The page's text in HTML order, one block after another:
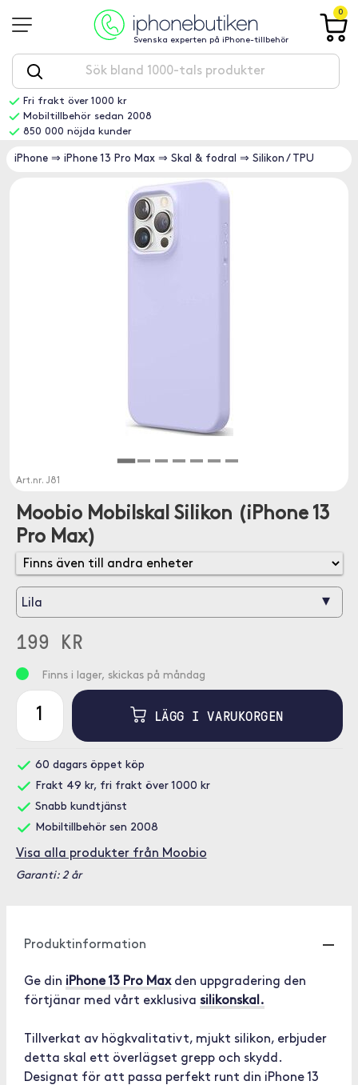
Svenska experten på iPhone-tillbehör
0
Fri frakt över 1000 kr
Mobiltillbehör sedan 2008
850 000 nöjda kunder
iPhone ⇒ iPhone 13 Pro Max ⇒ Skal & fodral ⇒ Silikon / TPU
Art.nr. J81
Moobio Mobilskal Silikon (iPhone 13
Pro Max)
Lila ▾
199 KR
Finns i lager, skickas på måndag
LÄGG I VARUKORGEN
60 dagars öppet köp
Frakt 49 kr, fri frakt över 1000 kr
Snabb kundtjänst
Mobiltillbehör sen 2008
Visa alla produkter från Moobio
Garanti: 2 år
Produktinformation
Ge din iPhone 13 Pro Maxden uppgradering den
förtjänar med vårt exklusiva silikonskal.
Tillverkat av högkvalitativt, mjukt silikon, erbjuder
detta skal ett överlägset grepp och skydd.
Designat för att passa perfekt runt din iPhone 13